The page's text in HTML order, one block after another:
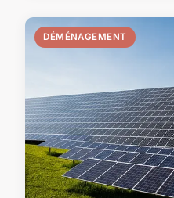
DÉMÉNAGEMENT